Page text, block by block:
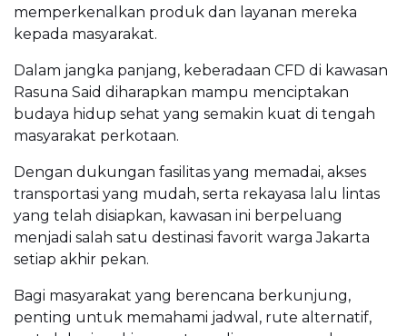
memperkenalkan produk dan layanan mereka
kepada masyarakat.
Dalam jangka panjang, keberadaan CFD di kawasan
Rasuna Said diharapkan mampu menciptakan
budaya hidup sehat yang semakin kuat di tengah
masyarakat perkotaan.
Dengan dukungan fasilitas yang memadai, akses
transportasi yang mudah, serta rekayasa lalu lintas
yang telah disiapkan, kawasan ini berpeluang
menjadi salah satu destinasi favorit warga Jakarta
setiap akhir pekan.
Bagi masyarakat yang berencana berkunjung,
penting untuk memahami jadwal, rute alternatif,